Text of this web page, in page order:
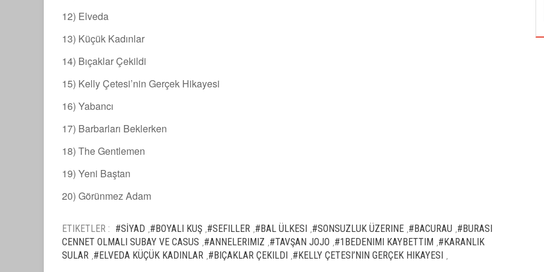
12) Elveda
13) Küçük Kadınlar
14) Bıçaklar Çekildi
15) Kelly Çetesi’nin Gerçek Hikayesi
16) Yabancı
17) Barbarları Beklerken
18) The Gentlemen
19) Yeni Baştan
20) Görünmez Adam
ETIKETLER : #SİYAD ,#BOYALI KUŞ ,#SEFILLER ,#BAL ÜLKESI ,#SONSUZLUK ÜZERINE ,#BACURAU ,#BURASI
CENNET OLMALI SUBAY VE CASUS ,#ANNELERIMIZ ,#TAVŞAN JOJO ,#1BEDENIMI KAYBETTIM ,#KARANLIK
SULAR ,#ELVEDA KÜÇÜK KADINLAR ,#BIÇAKLAR ÇEKILDI ,#KELLY ÇETESI’NIN GERÇEK HIKAYESI ,